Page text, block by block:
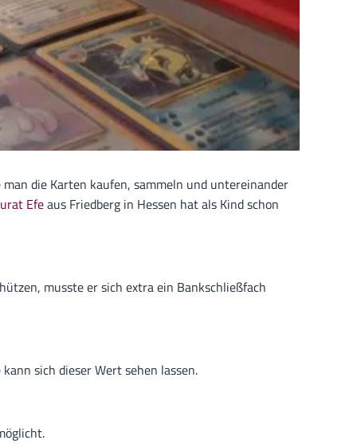
die Karten kaufen, sammeln und untereinander
Efeaus Friedberg in Hessen hat als Kind schon
musste er sich extra ein Bankschließfach
sich dieser Wert sehen lassen.